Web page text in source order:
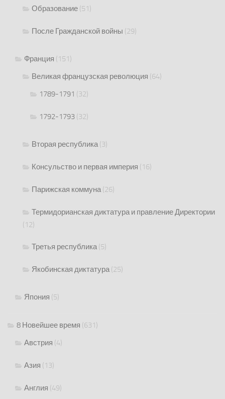
Образование (51)
После Гражданской войны (29)
Франция (151)
Великая французская революция (64)
1789-1791 (32)
1792-1793 (32)
Вторая республика(3)
Консульство и первая империя (16)
Парижская коммуна(26)
Термидорианская диктатура и правление Директории
(12)
Третья республика(5)
Якобинская диктатура(25)
Япония (5)
8 Новейшее время (631)
Австрия (4)
Азия (13)
Англия (49)